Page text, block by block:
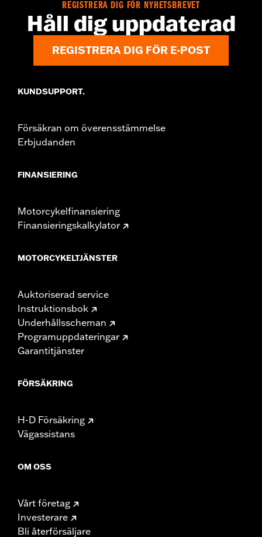
REGISTRERA DIG FÖR NYHETSBREVET
Håll dig uppdaterad
REGISTRERA DIG FÖR E-POST
KUNDSUPPORT.
Försäkran om överensstämmelse
Erbjudanden
FINANSIERING
Motorcykelfinansiering
Finansieringskalkylator
MOTORCYKELTJÄNSTER
Auktoriserad service
Instruktionsbok
Underhållsscheman
Programuppdateringar
Garantitjänster
FÖRSÄKRING
H-D Försäkring
Vägassistans
OM OSS
Vårt företag
Investerare
Bli återförsäljare